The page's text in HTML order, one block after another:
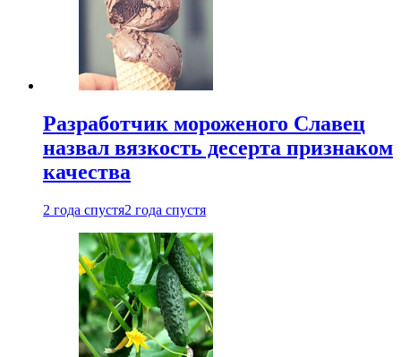
Разработчик мороженого Славец
назвал вязкость десерта признаком
качества
2 года спустя2 года спустя